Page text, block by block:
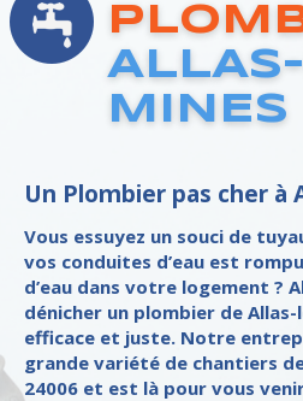
MINES
Un Plombier pas cher à
Vous essuyez un souci de
vos conduites d’eau est
d’eau dans votre logement ?
dénicher un plombier de
efficace et juste. Notre
grande variété de chantiers
24006 et est là pour vous